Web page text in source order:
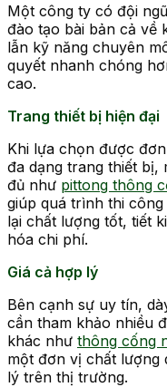
Một công ty có đội
đào tạo bài bản cả về
lẫn kỹ năng chuyên
quyết nhanh chóng
cao.
Trang thiết bị hiện đại
Khi lựa chọn được
đa dạng trang thiết bị,
đủ như pittong thông
giúp quá trình thi
lại chất lượng tốt, tiết
hóa chi phí.
Giá cả hợp lý
Bên cạnh sự uy tín,
cần tham khảo nhiều
khác như thông cống
một đơn vị chất lượng
lý trên thị trường.